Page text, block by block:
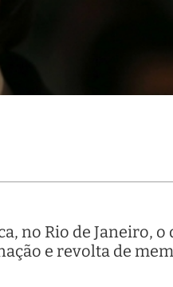
no Rio de Janeiro, o
e revolta de